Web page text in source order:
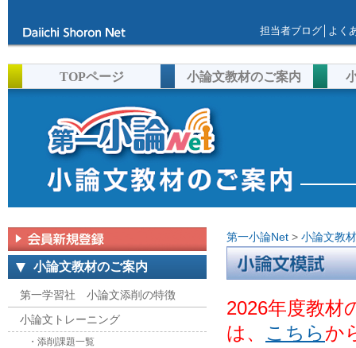
担当者ブログ よく
TOPページ 小論文教材のご案内
小論文教材のご案内
第一学習社 小論文添削の特徴
小論文トレーニング
・添削課題一覧
第一小論Net > 小論文教
こちらか